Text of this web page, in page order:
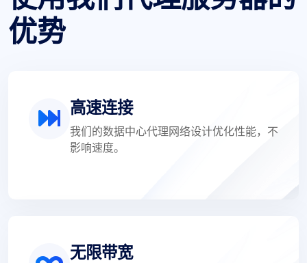
优势
高速连接
我们的数据中心代理网络设计优化性能，不
影响速度。
无限带宽